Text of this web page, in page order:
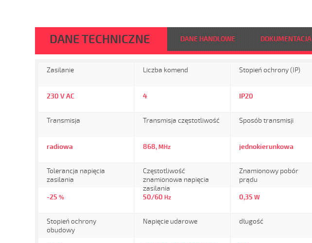
DANE TECHNICZNE DANE HANDLOWE DOKUMENTACJA
Zasilanie
230 V AC
Liczba komend
4
Stopień ochrony (IP)
IP20
Transmisja
radiowa
Transmisja częstotliwość
868, MHz
Sposób transmisji
jednokierunkowa
Tolerancja napięcia
zasilania
-25 %
Częstotliwość
znamionowa napięcia
zasilania
50/60 Hz
Znamionowy pobór
prądu
0,35 W
Stopień ochrony
obudowy
Napięcie udarowe długość